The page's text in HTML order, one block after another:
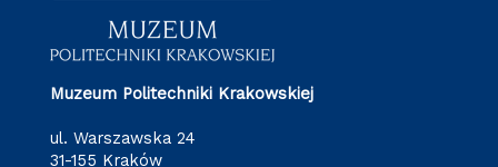
Muzeum Politechniki Krakowskiej
ul. Warszawska 24
31-155 Kraków